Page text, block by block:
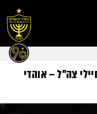
צה"ל – אוהדי